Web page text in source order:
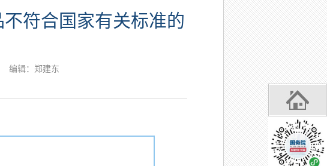
符合国家有关标准的
编辑：郑建东